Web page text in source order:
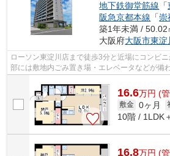
地下鉄御堂筋線 「
阪急京都本線 「崇
築1年未満 / 50.02
大阪府大阪市東淀
ローソン東淀川店まで徒歩3分と近場にコンビ
部には敷地内ごみ置き場・エレベータなどが備
16.6万円 (
敷金 0ヶ月
10階 / 1LDK
16.8万円 (